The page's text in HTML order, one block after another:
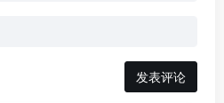
发表评论